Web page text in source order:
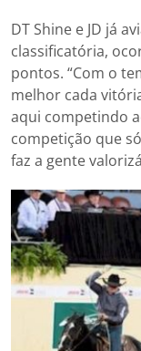
DT Shine e JD já
classificatória,
pontos. “Com o
melhor cada
aqui competindo
competição que
faz a gente